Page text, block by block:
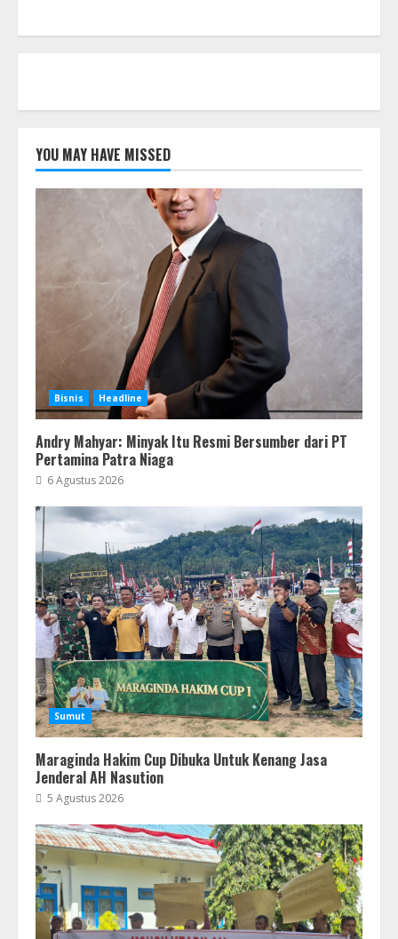
YOU MAY HAVE MISSED
Bisnis Headline
Andry Mahyar: Minyak Itu Resmi Bersumber dari PT
Pertamina Patra Niaga
6 Agustus 2026
Sumut
Maraginda Hakim Cup Dibuka Untuk Kenang Jasa
Jenderal AH Nasution
5 Agustus 2026